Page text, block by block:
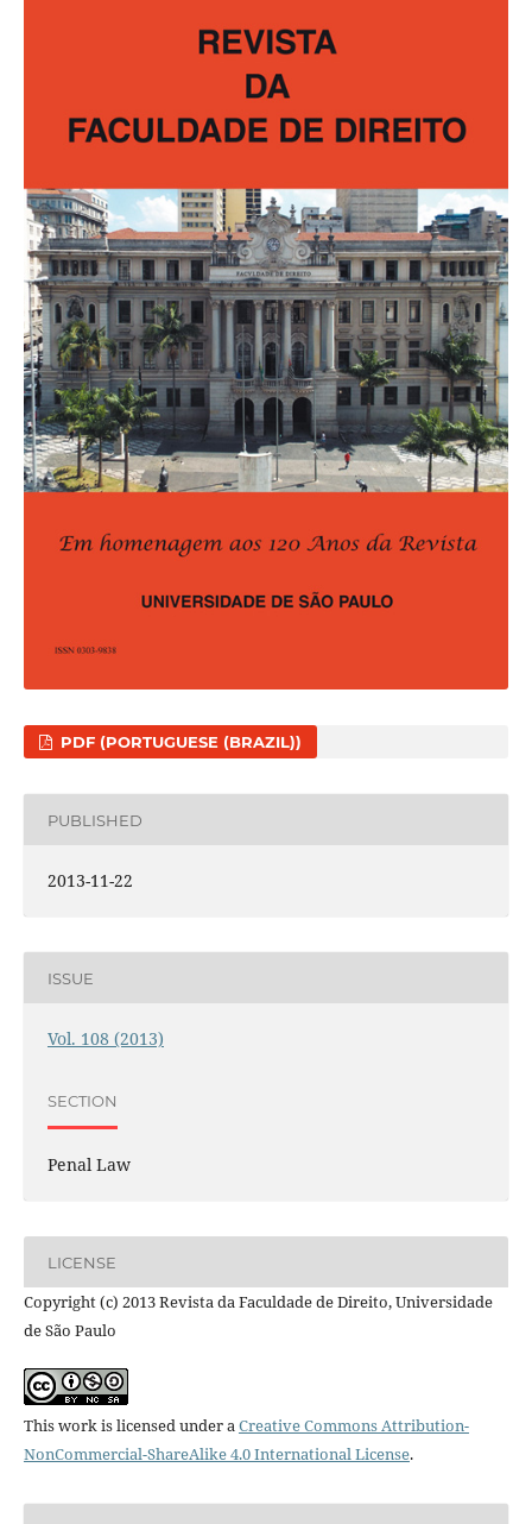
PDF (PORTUGUESE (BRAZIL))
PUBLISHED
2013-11-22
ISSUE
Vol. 108 (2013)
SECTION
Penal Law
LICENSE
Copyright (c) 2013 Revista da Faculdade de Direito, Universidade
de São Paulo
This work is licensed under aCreative Commons Attribution-
NonCommercial-ShareAlike 4.0 International License.